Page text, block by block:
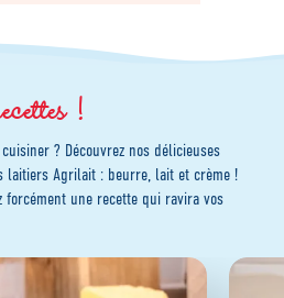
!
? Découvrez nos délicieuses
laitiers Agrilait : beurre, lait et crème !
forcément une recette qui ravira vos